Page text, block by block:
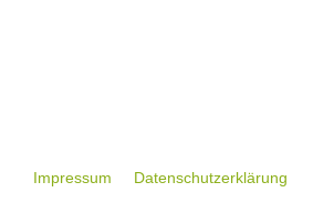
Impressum Datenschutzerklärung